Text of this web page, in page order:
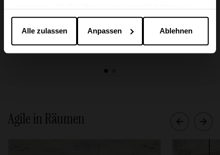
die sie im Rahmen Ihrer Nutzung der Dienste
gesammelt haben.
Alle zulassen Anpassen Ablehnen
1
Agile in Räumen